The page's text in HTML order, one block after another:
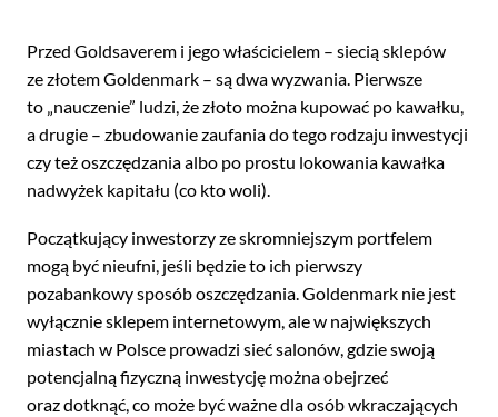
Przed Goldsaverem i jego właścicielem – siecią sklepów
ze złotem Goldenmark – są dwa wyzwania. Pierwsze
to „nauczenie” ludzi, że złoto można kupować po kawałku,
a drugie – zbudowanie zaufania do tego rodzaju inwestycji
czy też oszczędzania albo po prostu lokowania kawałka
nadwyżek kapitału (co kto woli).
Początkujący inwestorzy ze skromniejszym portfelem
mogą być nieufni, jeśli będzie to ich pierwszy
pozabankowy sposób oszczędzania. Goldenmark nie jest
wyłącznie sklepem internetowym, ale w największych
miastach w Polsce prowadzi sieć salonów, gdzie swoją
potencjalną fizyczną inwestycję można obejrzeć
oraz dotknąć, co może być ważne dla osób wkraczających